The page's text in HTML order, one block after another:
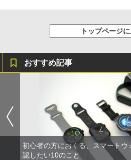
トップページ
おすすめ記事
初心者の方におくる、スマートウ
認したい10のこと